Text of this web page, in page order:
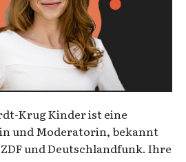
Krug Kinder ist eine
und Moderatorin, bekannt
und Deutschlandfunk. Ihre